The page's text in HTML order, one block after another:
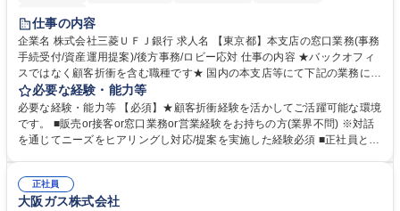
土日祝休み
仕事の内容
企業名 株式会社三菱ＵＦＪ銀行 求人名 【東京都】本支店の窓口業務(事務
手続受付/資産運用提案)/後方事務/ロビー応対 仕事の内容 ★バックオフィ
スではなく顧客折衝を含む職種です★ 国内の本支店等にて下記の業務に従
事していただきます。 ■窓口/後方/ロビーにて事務手続等の受付・オペレ
ーション、お客様対応 ■窓口にて、ご来店された個人のお客様に対して金
融商品のご提案 ■効率的な事務運用の検討・構築等 ≪業務紹介：ご応募前
に必ずご覧ください≫ ※記事 https://www.mysite.bk.mufg.jp/career/circle/
必要な経験・能力等
必要な経験・能力等 【必須】★顧客折衝経験を活かしてご活躍可能な環境
です。 ■販売or接客or窓口業務or営業経験をお持ちの方(業界不問) ※対話
を通じてニーズをヒアリングし対応/提案を実施した経験必須 ■正社員とし
るので安心して入行いただけます。 幅広いキャリアの選択肢があり、公募
や社内副業等を活用し、 一人ひとりが挑戦できるカルチャーが浸透してい
正社員
大阪ガス株式会社